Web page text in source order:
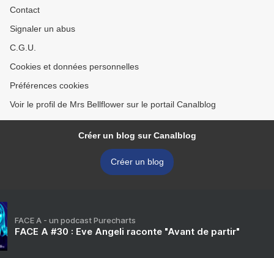
Contact
Signaler un abus
C.G.U.
Cookies et données personnelles
Préférences cookies
Voir le profil de Mrs Bellflower sur le portail Canalblog
Créer un blog sur Canalblog
Créer un blog
FACE A - un podcast Purecharts
FACE A #30 : Eve Angeli raconte "Avant de partir"